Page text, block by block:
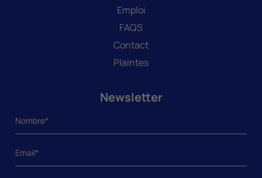
Emploi
FAQS
Contact
Plaintes
Newsletter